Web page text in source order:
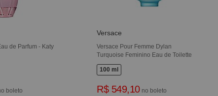
de Parfum - Katy
boleto
Versace
Versace Pour Femme Dylan
Turquoise Feminino Eau de Toilette
100 ml
R$ 549,10no boleto